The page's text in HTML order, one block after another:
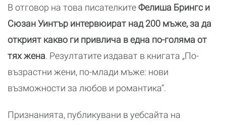
В отговор на това писателкитеФелиша Брингс и
Сюзан Уинтър интервюират над 200 мъже, за да
открият какво ги привлича в една по-голяма от
тях жена. Резултатите издават в книгата „По-
възрастни жени, по-млади мъже: нови
възможности за любов и романтика“.
Признанията, публикувани в уебсайта на